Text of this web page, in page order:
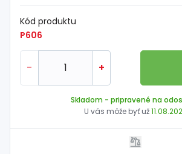
Kód produktu
P606
- +
Skladom - pripravené na
U vás môže byť už